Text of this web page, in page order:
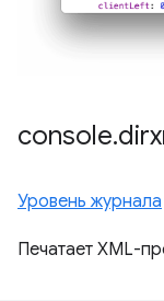
console.
Уровень журнала
Печатает XML-